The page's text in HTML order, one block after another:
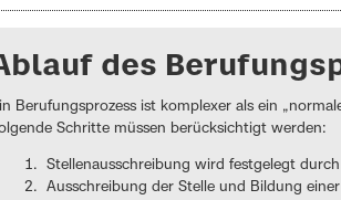
des
Berufungsprozess ist komplexer als ein
Schritte müssen berücksichtigt werden:
Stellenausschreibung wird festgelegt
Ausschreibung der Stelle und Bildung